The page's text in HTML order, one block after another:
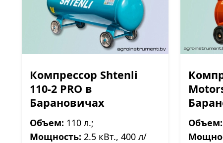
Компрессор Shtenli
110-2 PRO в
Барановичах
Объем: 110 л.;
Мощность: 2.5 кВт., 400 л/
Объем: